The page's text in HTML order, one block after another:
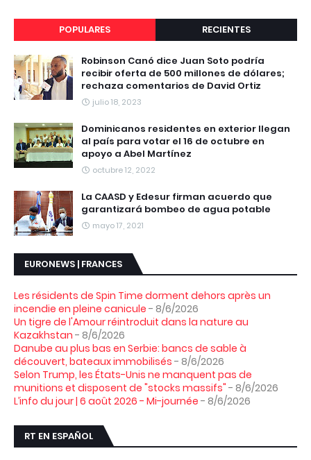
POPULARES RECIENTES
Robinson Canó dice Juan Soto podría
recibir oferta de 500 millones de dólares;
rechaza comentarios de David Ortiz
julio 18, 2023
Dominicanos residentes en exterior llegan
al país para votar el 16 de octubre en
apoyo a Abel Martínez
octubre 12, 2022
La CAASD y Edesur firman acuerdo que
garantizará bombeo de agua potable
mayo 17, 2021
EURONEWS | FRANCES
Les résidents de Spin Time dorment dehors après un
incendie en pleine canicule - 8/6/2026
Un tigre de l'Amour réintroduit dans la nature au
Kazakhstan - 8/6/2026
Danube au plus bas en Serbie: bancs de sable à
découvert, bateaux immobilisés - 8/6/2026
Selon Trump, les États-Unis ne manquent pas de
munitions et disposent de "stocks massifs" - 8/6/2026
L’info du jour | 6 août 2026 - Mi-journée - 8/6/2026
RT EN ESPAÑOL